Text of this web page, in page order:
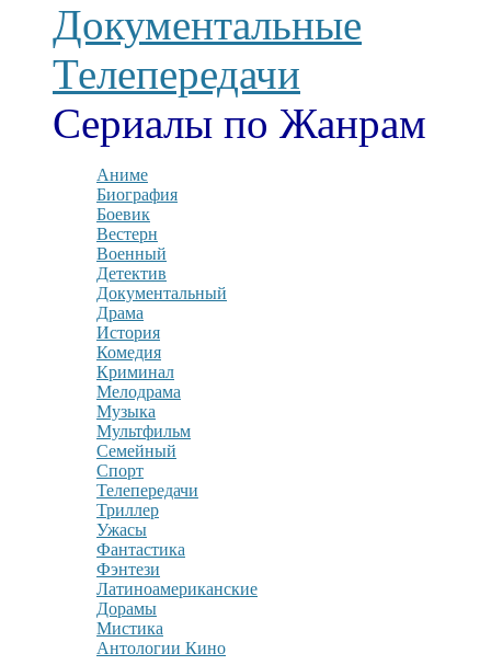
Документальные
Телепередачи
Сериалы по Жанрам
Аниме
Биография
Боевик
Вестерн
Военный
Детектив
Документальный
Драма
История
Комедия
Криминал
Мелодрама
Музыка
Мультфильм
Семейный
Спорт
Телепередачи
Триллер
Ужасы
Фантастика
Фэнтези
Латиноамериканские
Дорамы
Мистика
Антологии Кино